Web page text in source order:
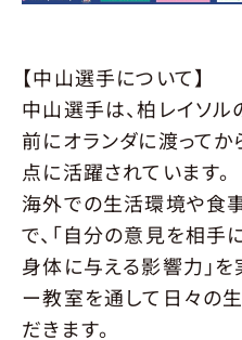
【中山選手について】
中山選手は、柏レイソル
前にオランダに渡ってか
点に活躍されています。
海外での生活環境や食
で、「自分の意見を相手
身体に与える影響力」を
ー教室を通して日々の
だきます。